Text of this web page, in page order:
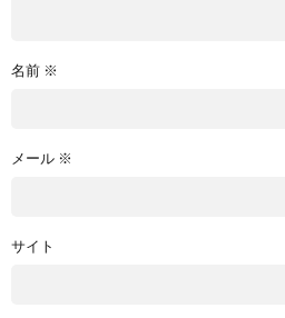
名前 ※
メール ※
サイト